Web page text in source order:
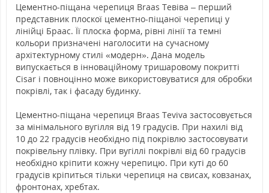
Цементно-піщана черепиця Braas Тевіва – перший
представник плоскої цементно-піщаної черепиці у
лінійці Браас. Її плоска форма, рівні лінії та темні
кольори призначені наголосити на сучасному
архітектурному стилі «модерн». Дана модель
випускається в інноваційному тришаровому покритті
Cisar і повноцінно може використовуватися для обробки
покрівлі, так і фасаду будинку.
Цементно-піщана черепиця Braas Teviva застосовується
за мінімального вугілля від 19 градусів. При нахилі від
10 до 22 градусів необхідно під покрівлю застосовувати
покрівельну плівку. При вугіллі покрівлі від 60 градусів
необхідно кріпити кожну черепицю. При куті до 60
градусів кріпиться тільки черепиця на свисах, ковзанах,
фронтонах, хребтах.